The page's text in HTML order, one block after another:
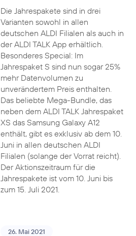
Die Jahrespakete sind in drei
Varianten sowohl in allen
deutschen ALDI Filialen als auch in
der ALDI TALK App erhältlich.
Besonderes Special: Im
Jahrespaket S sind nun sogar 25%
mehr Datenvolumen zu
unverändertem Preis enthalten.
Das beliebte Mega-Bundle, das
neben dem ALDI TALK Jahrespaket
XS das Samsung Galaxy A12
enthält, gibt es exklusiv ab dem 10.
Juni in allen deutschen ALDI
Filialen (solange der Vorrat reicht).
Der Aktionszeitraum für die
Jahrespakete ist vom 10. Juni bis
zum 15. Juli 2021.
26. Mai 2021